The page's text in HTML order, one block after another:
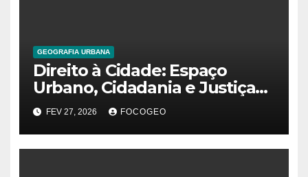
GEOGRAFIA URBANA
Direito à Cidade: Espaço
Urbano, Cidadania e Justiça
Social na Construção das
Metrópoles Contemporâneas
FEV 27, 2026 FOCOGEO